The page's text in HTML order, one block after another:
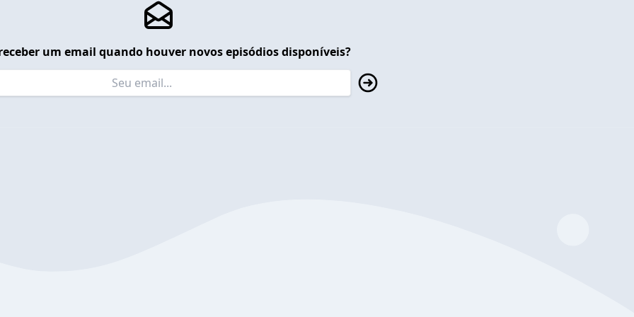
um email quando houver novos episódios disponíveis?